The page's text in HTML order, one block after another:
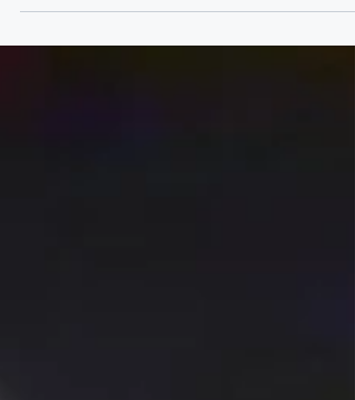
finanziaria dello Stato Italiano quello del